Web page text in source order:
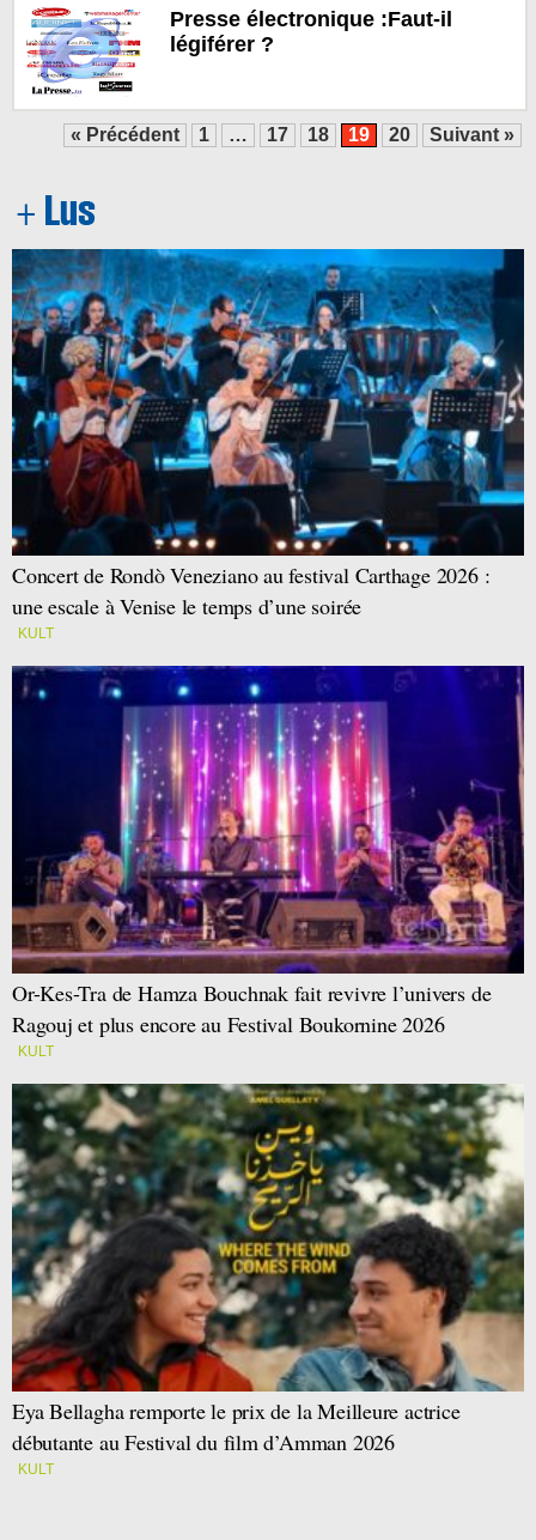
Presse électronique :Faut-il
légiférer ?
« Précédent 1 … 17 18 19 20 Suivant »
Concert de Rondò Veneziano au festival Carthage 2026 :
une escale à Venise le temps d’une soirée
KULT
Or-Kes-Tra de Hamza Bouchnak fait revivre l’univers de
Ragouj et plus encore au Festival Boukornine 2026
KULT
Eya Bellagha remporte le prix de la Meilleure actrice
débutante au Festival du film d’Amman 2026
KULT